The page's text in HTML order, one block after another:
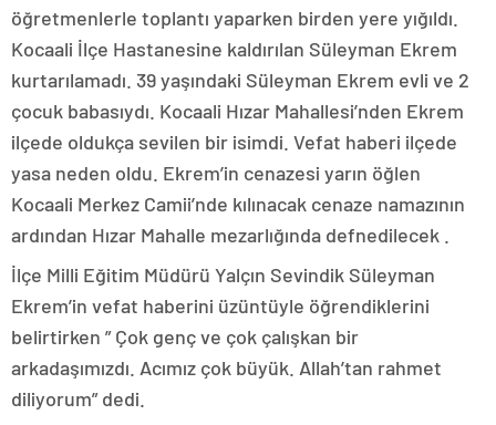
öğretmenlerle toplantı yaparken birden yere yığıldı.
Kocaali İlçe Hastanesine kaldırılan Süleyman Ekrem
kurtarılamadı. 39 yaşındaki Süleyman Ekrem evli ve 2
çocuk babasıydı. Kocaali Hızar Mahallesi’nden Ekrem
ilçede oldukça sevilen bir isimdi. Vefat haberi ilçede
yasa neden oldu. Ekrem’in cenazesi yarın öğlen
Kocaali Merkez Camii’nde kılınacak cenaze namazının
ardından Hızar Mahalle mezarlığında defnedilecek .
İlçe Milli Eğitim Müdürü Yalçın Sevindik Süleyman
Ekrem’in vefat haberini üzüntüyle öğrendiklerini
belirtirken ” Çok genç ve çok çalışkan bir
arkadaşımızdı. Acımız çok büyük. Allah’tan rahmet
diliyorum” dedi.